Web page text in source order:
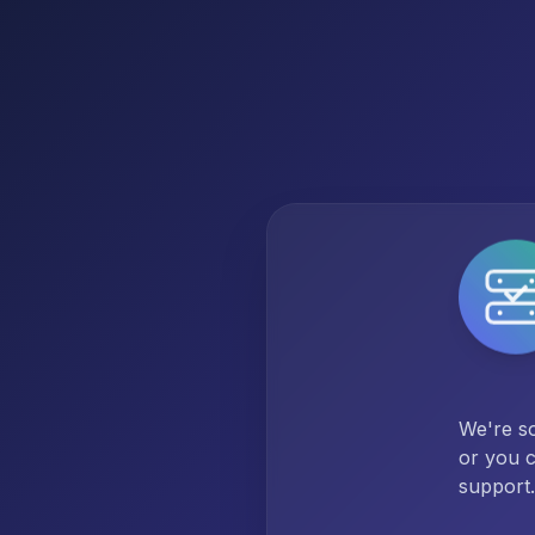
We're
or you
support.